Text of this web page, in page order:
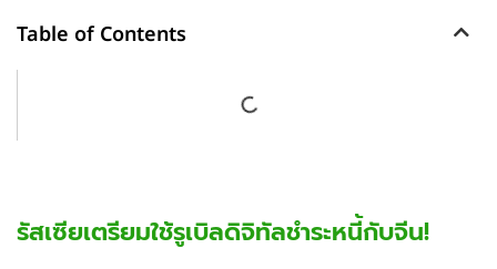
Table of Contents
รัสเซียเตรียมใช้รูเบิลดิจิทัลชำระหนี้กับจีน!